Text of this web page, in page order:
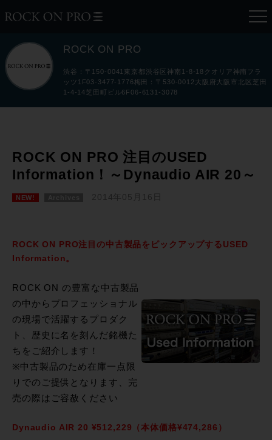
ROCK ON PRO
渋谷：〒150-0041東京都渋谷区神南1-8-18クオリア神南フラ
ッツ1F03-3477-1776梅田：〒530-0012大阪府大阪市北区芝田
1-4-14芝田町ビル6F06-6131-3078
ROCK ON PRO 注目のUSED
Information！～Dynaudio AIR 20～
NEW! 2014年05月16日
ROCK ON PRO注目の中古製品をピックアップするUSED
Information。
ROCK ON の豊富な中古製品
の中からプロフェッショナル
の現場で活躍するプロダク
ト、歴史に名を刻んだ銘機た
ちをご紹介します！
※中古製品のため在庫一点限
りでのご提供となります、完
売の際はご容赦ください
Dynaudio AIR 20 ¥512,229（本体価格¥474,286）